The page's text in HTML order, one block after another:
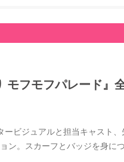
モフモフパレード』
ビジュアルと担当キャスト
ン。スカーフとバッジを身に